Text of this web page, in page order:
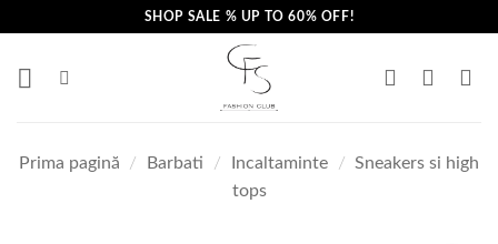
content
SHOP SALE % UP TO 60% OFF!
Prima pagină / Barbati / Incaltaminte / Sneakers si high
tops